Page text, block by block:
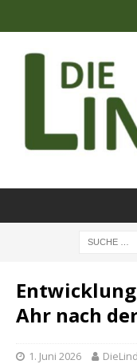
Ahr nach
1. Juni 2026